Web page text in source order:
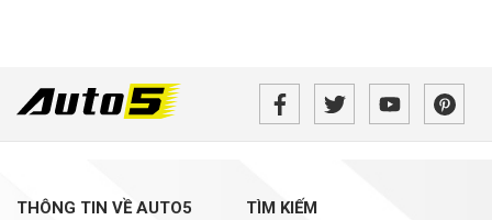
THÔNG TIN VỀ AUTO5 TÌM KIẾM